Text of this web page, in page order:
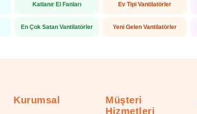
Katlanır El Fanları Ev Tipi Vantilatörler
En Çok Satan Vantilatörler Yeni Gelen Vantilatörler
Kurumsal
Müşteri
Hizmetleri